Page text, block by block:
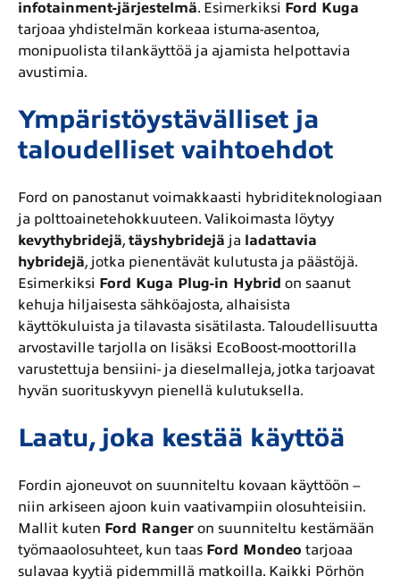
infotainment-järjestelmä. Esimerkiksi Ford Kuga
tarjoaa yhdistelmän korkeaa istuma-asentoa,
monipuolista tilankäyttöä ja ajamista helpottavia
avustimia.
Ympäristöystävälliset ja
taloudelliset vaihtoehdot
Ford on panostanut voimakkaasti hybriditeknologiaan
ja polttoainetehokkuuteen. Valikoimasta löytyy
kevythybridejä, täyshybridejä ja ladattavia
hybridejä, jotka pienentävät kulutusta ja päästöjä.
Esimerkiksi Ford Kuga Plug-in Hybrid on saanut
kehuja hiljaisesta sähköajosta, alhaisista
käyttökuluista ja tilavasta sisätilasta. Taloudellisuutta
arvostaville tarjolla on lisäksi EcoBoost-moottorilla
varustettuja bensiini- ja dieselmalleja, jotka tarjoavat
hyvän suorituskyvyn pienellä kulutuksella.
Laatu, joka kestää käyttöä
Fordin ajoneuvot on suunniteltu kovaan käyttöön –
niin arkiseen ajoon kuin vaativampiin olosuhteisiin.
Mallit kuten Ford Ranger on suunniteltu kestämään
työmaaolosuhteet, kun taas Ford Mondeo tarjoaa
sulavaa kyytiä pidemmillä matkoilla. Kaikki Pörhön